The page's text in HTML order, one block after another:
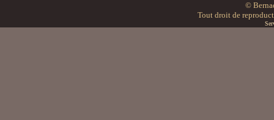
©
Tout droit de